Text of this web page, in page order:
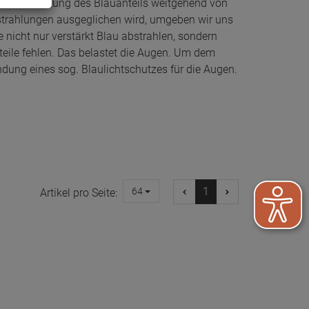
Wirkung des Blauanteils weitgehend von
ausgeglichen wird, umgeben wir uns
nur verstärkt Blau abstrahlen, sondern
fehlen. Das belastet die Augen. Um dem
eines sog. Blaulichtschutzes für die Augen.
Artikel pro Seite: 64 1